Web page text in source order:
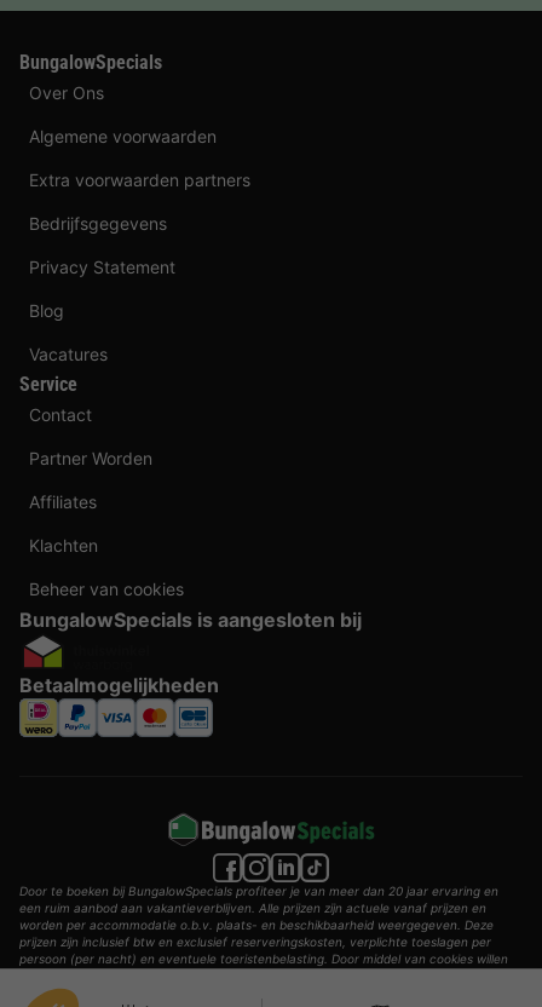
BungalowSpecials
Over Ons
Algemene voorwaarden
Extra voorwaarden partners
Bedrijfsgegevens
Privacy Statement
Blog
Vacatures
Service
Contact
Partner Worden
Affiliates
Klachten
Beheer van cookies
BungalowSpecials is aangesloten bij
Betaalmogelijkheden
Door te boeken bij BungalowSpecials profiteer je van meer dan 20 jaar ervaring en
een ruim aanbod aan vakantieverblijven. Alle prijzen zijn actuele vanaf prijzen en
worden per accommodatie o.b.v. plaats- en beschikbaarheid weergegeven. Deze
prijzen zijn inclusief btw en exclusief reserveringskosten, verplichte toeslagen per
persoon (per nacht) en eventuele toeristenbelasting. Door middel van cookies willen